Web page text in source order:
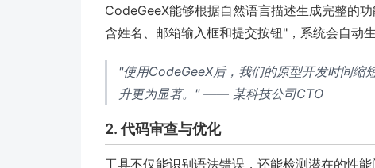
CodeGeeX能够根据自然语言描述生成完整的
含姓名、邮箱输入框和提交按钮"，系统会自动
"使用CodeGeeX后，我们的原型开发时间缩
升更为显著。" —— 某科技公司CTO
2. 代码审查与优化
工具不仅能识别语法错误，还能检测潜在的性